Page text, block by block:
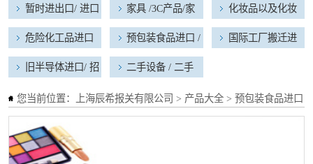
您当前位置： 上海辰希报关有限公司 > 产品大全 > 预包装食品进口 /
暂时进出口/ 进口
维修物品
家具 /3C产品/家
电器进口报关
化妆品以及化妆
品原料进口报关
危险化工品进口
报关
预包装食品进口 /
宠物食品进口
国际工厂搬迁进
旧半导体进口/ 招
二手设备 / 二手
宠物食品进口
国际工厂搬迁进
出口报关
旧半导体进口/ 招
标免表项目
二手设备 / 二手
工程机械进口